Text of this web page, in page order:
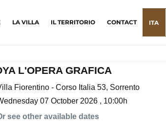
LA VILLA IL TERRITORIO CONTACT ITA
L'OPERA GRAFICA
Fiorentino - Corso Italia 53, Sorrento
07 October 2026 , 10:00h
see other available dates